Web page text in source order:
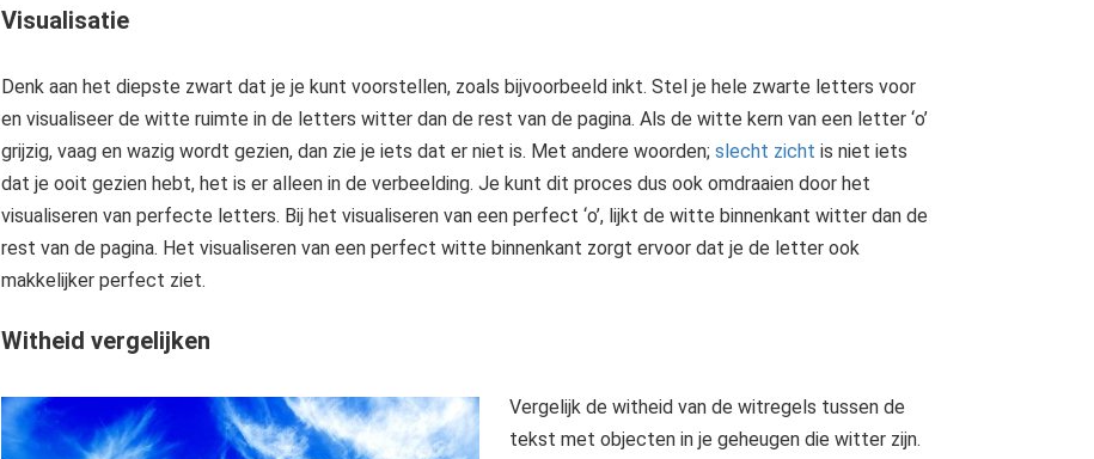
Visualisatie
Denk aan het diepste zwart dat je je kunt voorstellen, zoals bijvoorbeeld inkt. Stel je hele zwarte letters voor
en visualiseer de witte ruimte in de letters witter dan de rest van de pagina. Als de witte kern van een letter ‘o’
grijzig, vaag en wazig wordt gezien, dan zie je iets dat er niet is. Met andere woorden; slecht zicht is niet iets
dat je ooit gezien hebt, het is er alleen in de verbeelding. Je kunt dit proces dus ook omdraaien door het
visualiseren van perfecte letters. Bij het visualiseren van een perfect ‘o’, lijkt de witte binnenkant witter dan de
rest van de pagina. Het visualiseren van een perfect witte binnenkant zorgt ervoor dat je de letter ook
makkelijker perfect ziet.
Witheid vergelijken
Vergelijk de witheid van de witregels tussen de
tekst met objecten in je geheugen die witter zijn.